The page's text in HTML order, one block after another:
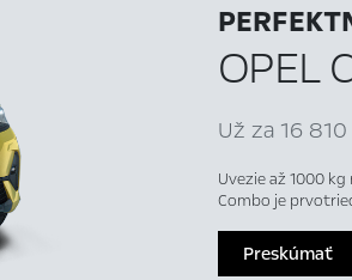
OPEL
Už za 16
Uvezie až 1000
Combo je
Preskúmať